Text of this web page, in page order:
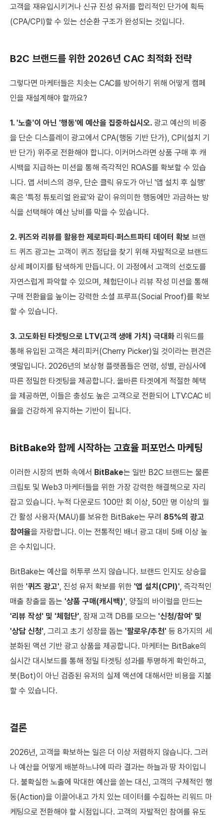
고객을 재유입시키거나 신규 진성 유저를 합리적인 단가에 획득
(CPA/CPI)할 수 있는 선순환 구조가 완성되는 것입니다.
B2C 브랜드를 위한 2026년 CAC 최적화 전략
그렇다면 마케터들은 치솟는 CAC를 방어하기 위해 어떻게 캠페
인을 재설계해야 할까요?
1. '노출'이 아닌 '행동'에 예산을 집중하십시오. 광고 예산의 비중
을 단순 디스플레이 광고에서 CPA(행동 기반 단가), CPI(설치 기
반 단가) 위주로 전환해야 합니다. 이커머스라면 상품 구매 후 캐
시백을 지급하는 미션을 통해 즉각적인 ROAS를 확보할 수 있습
니다. 앱 서비스의 경우, 단순 클릭 유도가 아닌 '앱 설치 후 실행'
혹은 '특정 튜토리얼 완료'와 같이 유의미한 행동에만 과금하는 방
식을 선택해야 예산 낭비를 막을 수 있습니다.
2. 퀴즈와 리뷰를 활용한 제로파티·퍼스트파티 데이터 확보 브랜
드 퀴즈 광고는 고객이 퀴즈 정답을 찾기 위해 자발적으로 브랜드
상세 페이지를 탐색하게 만듭니다. 이 과정에서 고객의 선호도를
자연스럽게 파악할 수 있으며, 체험단이나 리뷰 작성 미션을 통해
구매 전환율을 높이는 강력한 소셜 프루프(Social Proof)를 확보
할 수 있습니다.
3. 고도화된 타겟팅으로 LTV(고객 생애 가치) 극대화 리워드를
통해 유입된 고객은 체리피커(Cherry Picker)일 것이라는 편견은
옛말입니다. 2026년의 보상형 플랫폼들은 연령, 성별, 관심사에
따른 정밀한 타겟팅을 제공합니다. 올바른 타겟에게 적절한 혜택
을 제공하면, 이들은 충성도 높은 고객으로 전환되어 LTV:CAC 비
율을 건강하게 유지하는 기반이 됩니다.
BitBake와 함께 시작하는 고효율 퍼포먼스 마케팅
이러한 시장의 변화 속에서 BitBake는 일반 B2C 브랜드는 물론
크립토 및 Web3 마케터들을 위한 가장 강력한 해결책으로 자리
잡고 있습니다. 누적 다운로드 100만 회 이상, 50만 명 이상의 월
간 활성 사용자(MAU)를 보유한 BitBake는 무려 85%의 광고
참여율을 자랑합니다. 이는 전통적인 배너 광고 대비 5배 이상 높
은 수치입니다.
BitBake는 예산을 허투루 쓰지 않습니다. 브랜드 인지도 상승을
위한 '퀴즈 광고', 진성 유저 확보를 위한 '앱 설치(CPI)', 즉각적인
매출 창출을 돕는 '상품 구매(캐시백)', 양질의 바이럴을 만드는
'리뷰 작성' 및 '체험단', 잠재 고객 DB를 모으는 '신청/참여' 및
'상담 신청', 그리고 초기 성장을 돕는 '팔로우/추천' 등 8가지의 세
분화된 액션 기반 광고 상품을 제공합니다. 마케터는 BitBake의
실시간 대시보드를 통해 정밀 타겟팅 성과를 투명하게 확인하고,
봇(Bot)이 아닌 검증된 유저의 실제 액션에 대해서만 비용을 지불
할 수 있습니다.
결론
2026년, 고객을 확보하는 일은 더 이상 저렴하지 않습니다. 그러
나 예산을 어떻게 배분하느냐에 따라 결과는 하늘과 땅 차이입니
다. 불확실한 노출에 막대한 예산을 쏟는 대신, 고객의 구체적인 행
동(Action)을 이끌어내고 가치 있는 데이터를 수집하는 리워드 마
케팅으로 전환해야 할 시점입니다. 고객의 자발적인 참여를 유도